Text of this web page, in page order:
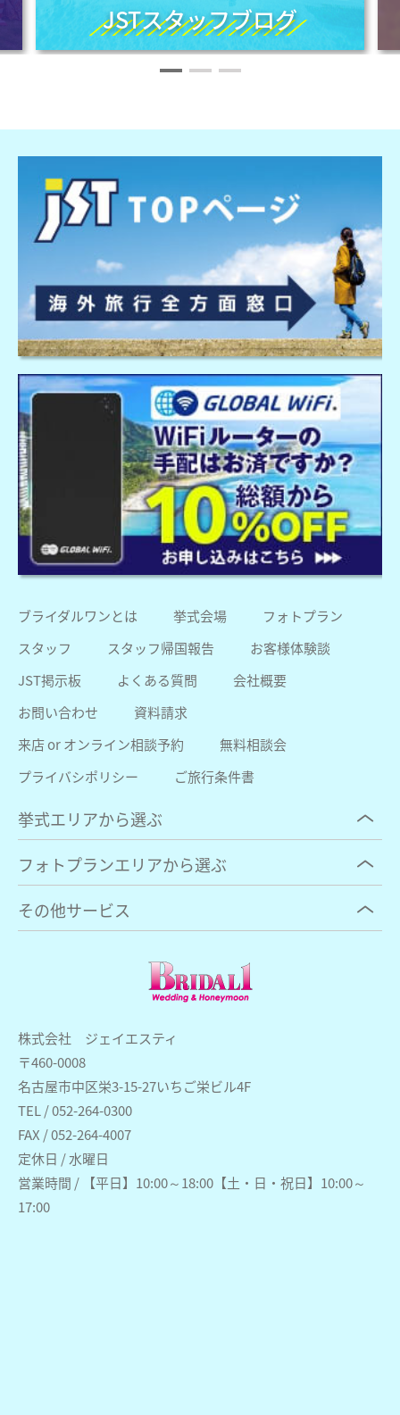
JSTスタッフブログ
株式会社 ジェイエスティ
〒460-0008
名古屋市中区栄3-15-27いちご栄ビル4F
TEL / 052-264-0300
FAX / 052-264-4007
定休日 / 水曜日
営業時間 / 【平日】10:00～18:00【土・日・祝日】10:00～
17:00
ブライダルワンとは 挙式会場
フォトプラン
スタッフ
スタッフ帰国報告
お客様体験談
JST掲示板
よくある質問
会社概要
お問い合わせ
資料請求
来店 or オンライン相談予約
無料相談会
プライバシポリシー
ご旅行条件書
挙式エリアから選ぶ
フォトプランエリアから選ぶ
その他サービス